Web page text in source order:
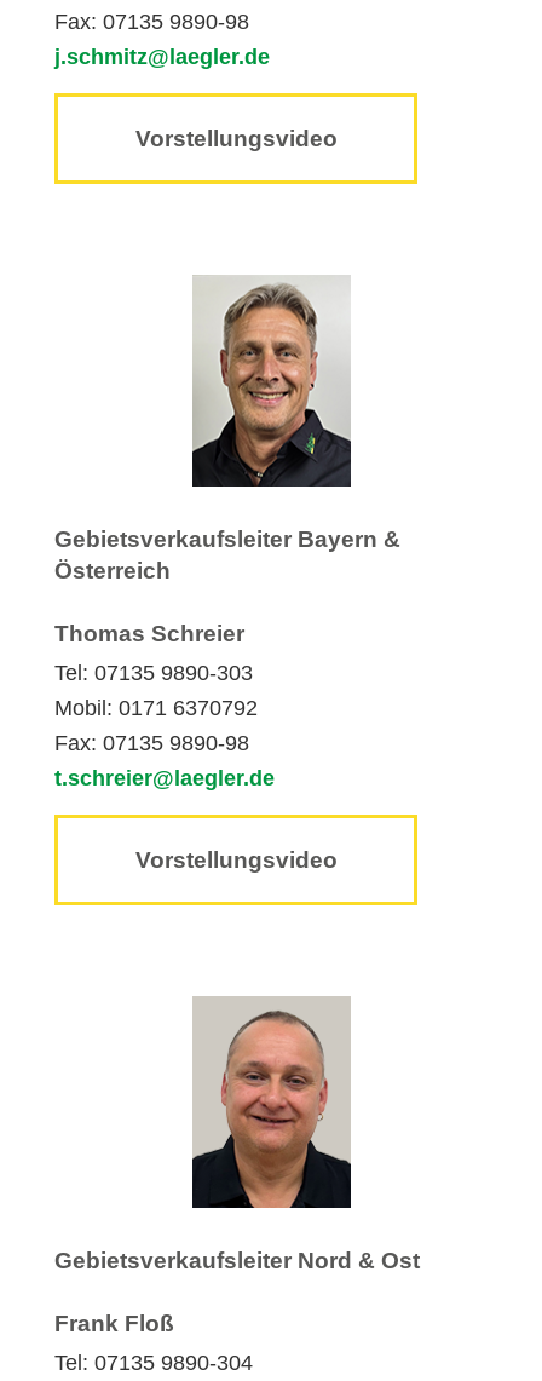
Fax: 07135 9890-98
j.schmitz@laegler.de
Vorstellungsvideo
Gebietsverkaufsleiter Bayern &
Österreich
Thomas Schreier
Tel: 07135 9890-303
Mobil: 0171 6370792
Fax: 07135 9890-98
t.schreier@laegler.de
Vorstellungsvideo
Gebietsverkaufsleiter Nord & Ost
Frank Floß
Tel: 07135 9890-304